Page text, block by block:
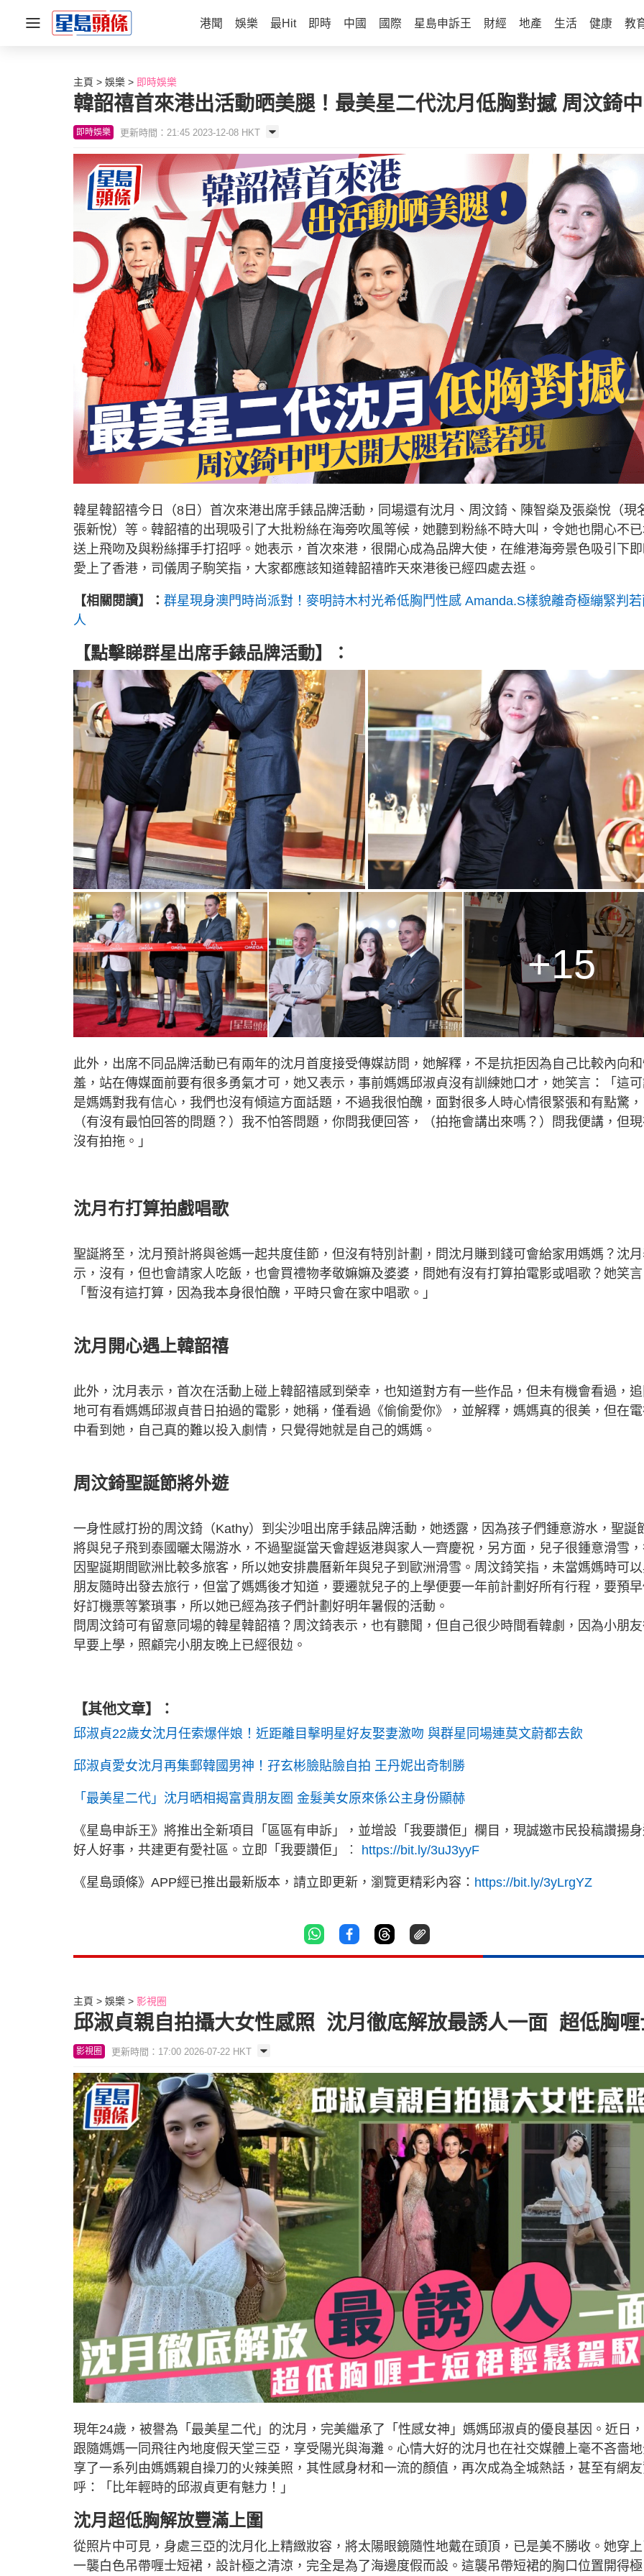
港聞 娛樂 最Hit 即時 中國 國際 星島申訴王 財經 地產 生活 健康 教
主頁 娛樂 即時娛樂
韓韶禧首來港出活動晒美腿！最美星二代沈月低胸對撼 周汶錡
即時娛樂 更新時間：21:45 2023-12-08 HKT
韓星韓韶禧今日（8日）首次來港出席手錶品牌活動，同場還有沈月、周汶錡、陳智燊及張燊悅（現
張新悅）等。韓韶禧的出現吸引了大批粉絲在海旁吹風等候，她聽到粉絲不時大叫，令她也開心不
送上飛吻及與粉絲揮手打招呼。她表示，首次來港，很開心成為品牌大使，在維港海旁景色吸引下
愛上了香港，司儀周子駒笑指，大家都應該知道韓韶禧昨天來港後已經四處去逛。
【相關閱讀】： 群星現身澳門時尚派對！麥明詩木村光希低胸鬥性感 Amanda.S樣貌離奇極繃緊判
人
【點擊睇群星出席手錶品牌活動】：
+15
此外，出席不同品牌活動已有兩年的沈月首度接受傳媒訪問，她解釋，不是抗拒因為自己比較內向
羞，站在傳媒面前要有很多勇氣才可，她又表示，事前媽媽邱淑貞沒有訓練她口才，她笑言：「這
是媽媽對我有信心，我們也沒有傾這方面話題，不過我很怕醜，面對很多人時心情很緊張和有點驚，
（有沒有最怕回答的問題？）我不怕答問題，你問我便回答，（拍拖會講出來嗎？）問我便講，但
沒有拍拖。」
沈月冇打算拍戲唱歌
聖誕將至，沈月預計將與爸媽一起共度佳節，但沒有特別計劃，問沈月賺到錢可會給家用媽媽？沈
示，沒有，但也會請家人吃飯，也會買禮物孝敬嫲嫲及婆婆，問她有沒有打算拍電影或唱歌？她笑
「暫沒有這打算，因為我本身很怕醜，平時只會在家中唱歌。」
沈月開心遇上韓韶禧
此外，沈月表示，首次在活動上碰上韓韶禧感到榮幸，也知道對方有一些作品，但未有機會看過，
地可有看媽媽邱淑貞昔日拍過的電影，她稱，僅看過《偷偷愛你》，並解釋，媽媽真的很美，但在
中看到她，自己真的難以投入劇情，只覺得她就是自己的媽媽。
周汶錡聖誕節將外遊
一身性感打扮的周汶錡（Kathy）到尖沙咀出席手錶品牌活動，她透露，因為孩子們鍾意游水，聖誕
將與兒子飛到泰國曬太陽游水，不過聖誕當天會趕返港與家人一齊慶祝，另方面，兒子很鍾意滑雪
因聖誕期間歐洲比較多旅客，所以她安排農曆新年與兒子到歐洲滑雪。周汶錡笑指，未當媽媽時可
朋友隨時出發去旅行，但當了媽媽後才知道，要遷就兒子的上學便要一年前計劃好所有行程，要預
好訂機票等繁瑣事，所以她已經為孩子們計劃好明年暑假的活動。
問周汶錡可有留意同場的韓星韓韶禧？周汶錡表示，也有聽聞，但自己很少時間看韓劇，因為小朋
早要上學，照顧完小朋友晚上已經很攰。
【其他文章】：
邱淑貞22歲女沈月任索爆伴娘！近距離目擊明星好友娶妻激吻 與群星同場連莫文蔚都去飲
邱淑貞愛女沈月再集郵韓國男神！孖玄彬臉貼臉自拍 王丹妮出奇制勝
「最美星二代」沈月晒相揭富貴朋友圈 金髮美女原來係公主身份顯赫
《星島申訴王》將推出全新項目「區區有申訴」，並增設「我要讚佢」欄目，現誠邀市民投稿讚揚
好人好事，共建更有愛社區。立即「我要讚佢」︰ https://bit.ly/3uJ3yyF
《星島頭條》APP經已推出最新版本，請立即更新，瀏覽更精彩內容： https://bit.ly/3yLrgYZ
主頁 娛樂 影視圈
邱淑貞親自拍攝大女性感照 沈月徹底解放最誘人一面 超低胸
影視圈 更新時間：17:00 2026-07-22 HKT
現年24歲，被譽為「最美星二代」的沈月，完美繼承了「性感女神」媽媽邱淑貞的優良基因。近日
跟隨媽媽一同飛往內地度假天堂三亞，享受陽光與海灘。心情大好的沈月也在社交媒體上毫不吝嗇
享了一系列由媽媽親自操刀的火辣美照，其性感身材和一流的顏值，再次成為全城熱話，甚至有網
呼：「比年輕時的邱淑貞更有魅力！」
沈月超低胸解放豐滿上圍
從照片中可見，身處三亞的沈月化上精緻妝容，將太陽眼鏡隨性地戴在頭頂，已是美不勝收。她穿
一襲白色吊帶喱士短裙，設計極之清涼，完全是為了海邊度假而設。這襲吊帶短裙的胸口位置開得極